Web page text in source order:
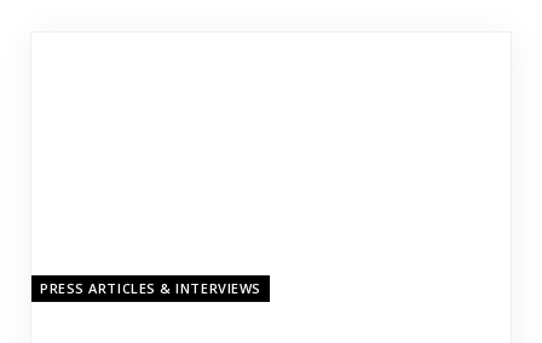
PRESS ARTICLES & INTERVIEWS